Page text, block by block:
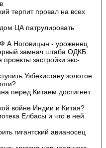
терпит провал на всех
ЦА патрулировать
А.Ноговицын - уроженец
замнач штаба ОДКБ
застройки экс-
Узбекистану золотое
перед Китаем достигнет
войне Индии и Китая?
Елбасы и что в ней
гигантский авианосец